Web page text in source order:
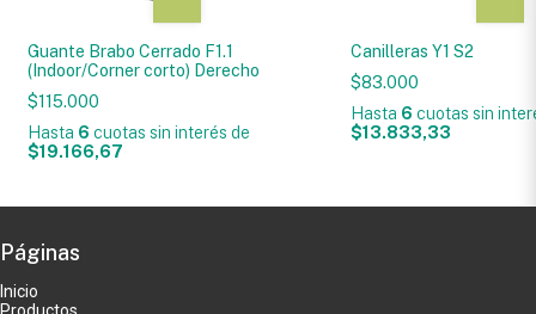
Guante Brabo Cerrado F1.1
(Indoor/Corner corto) Derecho
$115.000
Hasta 6 cuotas sin interés de
$19.166,67
Canilleras Y1 S2
$83.000
Hasta 6 cuotas sin
$13.833,33
Páginas
Inicio
Productos